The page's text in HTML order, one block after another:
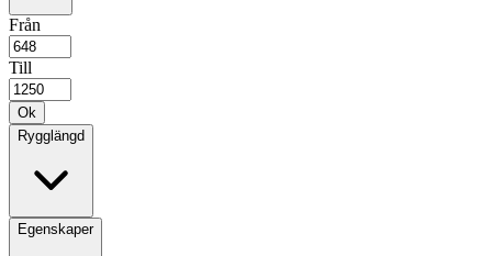
Från
Till
Ok
Rygglängd
Egenskaper